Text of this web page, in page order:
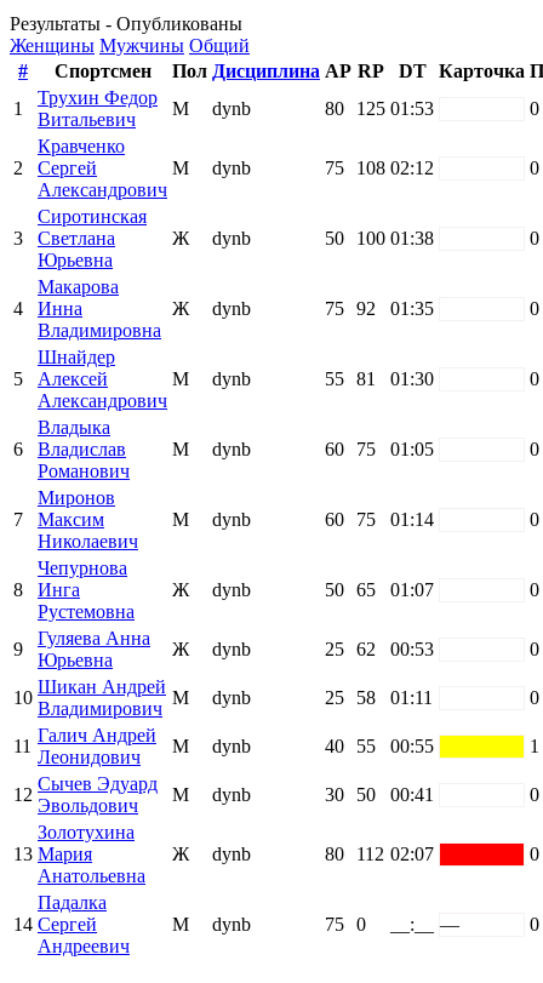
Результаты - Опубликованы
Женщины Мужчины Общий
#
Спортсмен Пол Дисциплина AP RP DT Карточка
1
Трухин Федор
Витальевич
М dynb 80 125 01:53 0
2
Кравченко
Сергей
Александрович
М dynb 75 108 02:12 0
3
Сиротинская
Светлана
Юрьевна
Ж dynb 50 100 01:38 0
4
Макарова
Инна
Владимировна
Ж dynb 75 92 01:35 0
5
Шнайдер
Алексей
Александрович
М dynb 55 81 01:30 0
6
Владыка
Владислав
Романович
М dynb 60 75 01:05 0
7
Миронов
Максим
Николаевич
М dynb 60 75 01:14 0
8
Чепурнова
Инга
Рустемовна
Ж dynb 50 65 01:07 0
9
Гуляева Анна
Юрьевна
Ж dynb 25 62 00:53 0
10
Шикан Андрей
Владимирович
М dynb 25 58 01:11 0
11
Галич Андрей
Леонидович
М dynb 40 55 00:55 1
12
Сычев Эдуард
Эвольдович
М dynb 30 50 00:41 0
13
Золотухина
Мария
Анатольевна
Ж dynb 80 112 02:07 0
14
Падалка
Сергей
Андреевич
М dynb 75 0 __:__ — 0